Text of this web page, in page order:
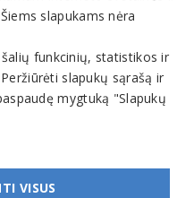
saugomos. Telefonas+370
slapukams nėra
funkcinių, statistikos ir
slapukų sąrašą ir
mygtuką "Slapukų
VISUS